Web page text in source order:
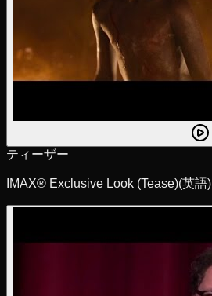
ティーザー
IMAX® Exclusive Look (Tease)(英語)